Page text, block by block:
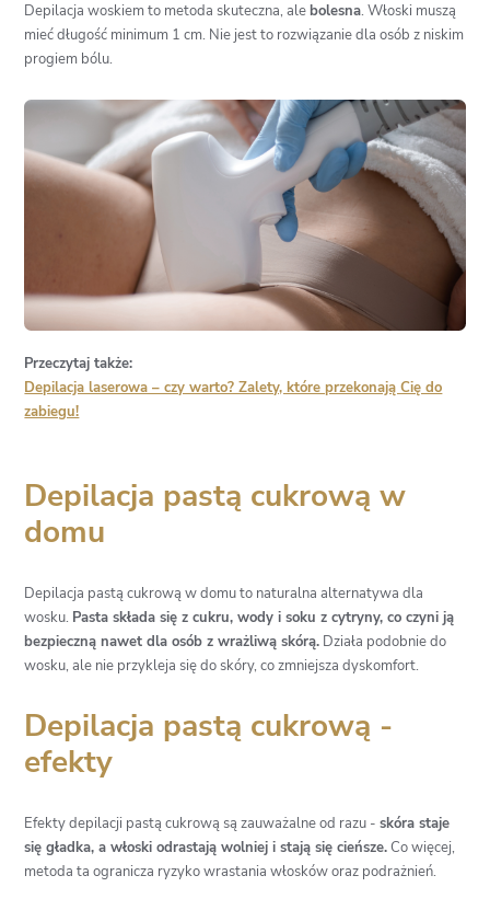
Depilacja woskiem to metoda skuteczna, alebolesna. Włoski muszą
mieć długość minimum 1 cm. Nie jest to rozwiązanie dla osób z niskim
progiem bólu.
Przeczytaj także:
Depilacja laserowa – czy warto? Zalety, które przekonają Cię do
zabiegu!
Depilacja pastą cukrową w
domu
Depilacja pastą cukrową w domu to naturalna alternatywa dla
wosku. Pasta składa się z cukru, wody i soku z cytryny, co czyni ją
bezpieczną nawet dla osób z wrażliwą skórą. Działa podobnie do
wosku, ale nie przykleja się do skóry, co zmniejsza dyskomfort.
Depilacja pastą cukrową -
efekty
Efekty depilacji pastą cukrową są zauważalne od razu -skóra staje
się gładka, a włoski odrastają wolniej i stają się cieńsze.Co więcej,
metoda ta ogranicza ryzyko wrastania włosków oraz podrażnień.